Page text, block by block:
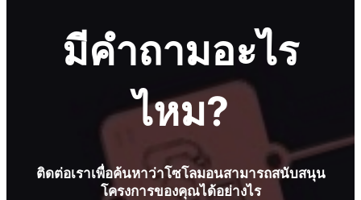
มีคำถามอะไร
ไหม?
ติดต่อเราเพื่อค้นหาว่าโซโลมอนสามารถสนับสนุน
โครงการของคุณได้อย่างไร